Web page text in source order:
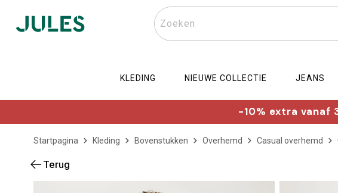
Zoeken
KLEDING NIEUWE COLLECTIE JEANS
-10% extra vanaf
Startpagina Kleding Bovenstukken Overhemd Casual overhemd
Terug